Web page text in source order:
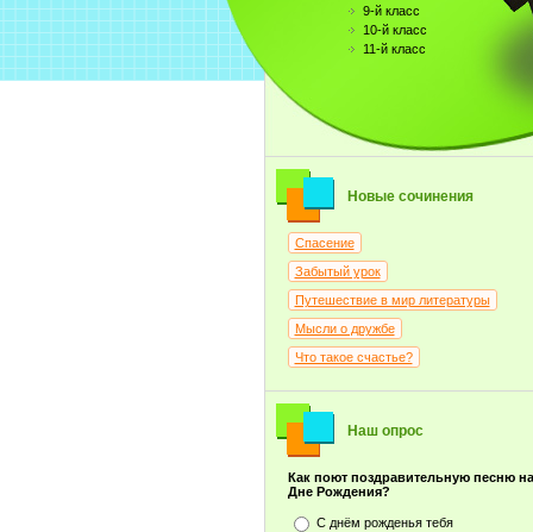
9-й класс
10-й класс
11-й класс
Новые сочинения
Спасение
Забытый урок
Путешествие в мир литературы
Мысли о дружбе
Что такое счастье?
Наш опрос
Как поют поздравительную песню
Дне Рождения?
С днём рожденья тебя